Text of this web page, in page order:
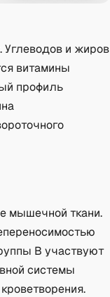
Углеводов и жиров
витамины
профиль
мышечной ткани.
B участвуют
системы